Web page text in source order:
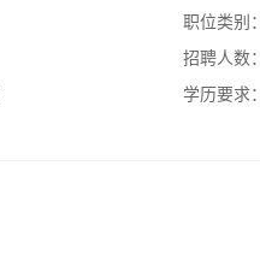
职位类别：
招聘人数：
学历要求：